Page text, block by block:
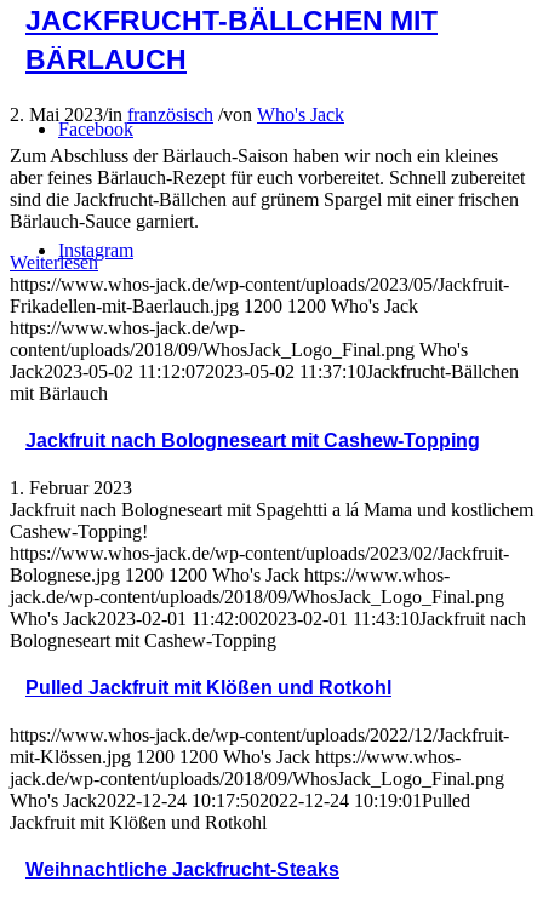
Facebook
Instagram
JACKFRUCHT-BÄLLCHEN MIT
BÄRLAUCH
2. Mai 2023/in französisch /von Who's Jack
Zum Abschluss der Bärlauch-Saison haben wir noch ein kleines
aber feines Bärlauch-Rezept für euch vorbereitet. Schnell zubereitet
sind die Jackfrucht-Bällchen auf grünem Spargel mit einer frischen
Bärlauch-Sauce garniert.
Weiterlesen
https://www.whos-jack.de/wp-content/uploads/2023/05/Jackfruit-
Frikadellen-mit-Baerlauch.jpg 1200 1200 Who's Jack
https://www.whos-jack.de/wp-
content/uploads/2018/09/WhosJack_Logo_Final.png Who's
Jack2023-05-02 11:12:072023-05-02 11:37:10Jackfrucht-Bällchen
mit Bärlauch
Jackfruit nach Bologneseart mit Cashew-Topping
1. Februar 2023
Jackfruit nach Bologneseart mit Spagehtti a lá Mama und kostlichem
Cashew-Topping!
https://www.whos-jack.de/wp-content/uploads/2023/02/Jackfruit-
Bolognese.jpg 1200 1200 Who's Jack https://www.whos-
jack.de/wp-content/uploads/2018/09/WhosJack_Logo_Final.png
Who's Jack2023-02-01 11:42:002023-02-01 11:43:10Jackfruit nach
Bologneseart mit Cashew-Topping
Pulled Jackfruit mit Klößen und Rotkohl
https://www.whos-jack.de/wp-content/uploads/2022/12/Jackfruit-
mit-Klössen.jpg 1200 1200 Who's Jack https://www.whos-
jack.de/wp-content/uploads/2018/09/WhosJack_Logo_Final.png
Who's Jack2022-12-24 10:17:502022-12-24 10:19:01Pulled
Jackfruit mit Klößen und Rotkohl
Weihnachtliche Jackfrucht-Steaks